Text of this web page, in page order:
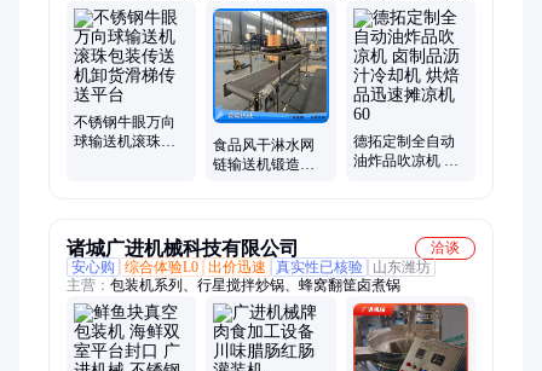
皮带、组装线家具、工业防滑皮带、输送动力滚筒
不锈钢牛眼万向
球输送机滚珠包
食品风干淋水网
链输送机锻造件
德拓定制全自动
油炸品吹凉机 卤
诸城广进机械科技有限公司
洽谈
安心购
综合体验L0 出价迅速 真实性已核验
山东潍坊
主营： 包装机系列、行星搅拌炒锅、蜂窝翻筐卤煮锅